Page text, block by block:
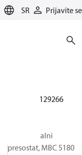
SR Prijavite se
061B129266
Diferencijalni
presostat, MBC 5180